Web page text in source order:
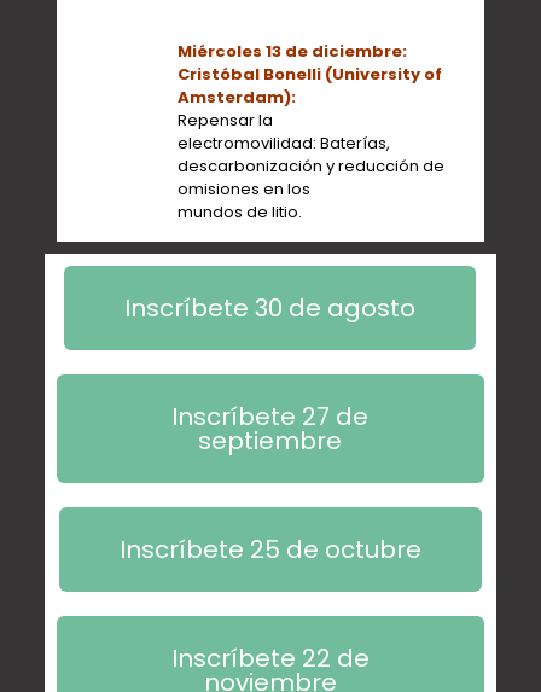
Miércoles 13 de diciembre:
Cristóbal Bonelli (University of
Amsterdam):
Repensar la
electromovilidad: Baterías,
descarbonización y reducción de
omisiones en los
mundos de litio.
Inscríbete 30 de agosto
Inscríbete 27 de
septiembre
Inscríbete 25 de octubre
Inscríbete 22 de
noviembre